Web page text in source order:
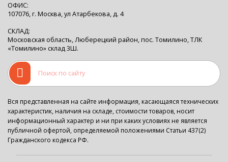
ОФИС:
107076, г. Москва, ул Атарбекова, д. 4
СКЛАД:
Московская область, Люберецкий район, пос. Томилино, ТЛК
«Томилино» склад 3Ш.
Вся представленная на сайте информация, касающаяся технических
характеристик, наличия на складе, стоимости товаров, носит
информационный характер и ни при каких условиях не является
публичной офертой, определяемой положениями Статьи 437(2)
Гражданского кодекса РФ.